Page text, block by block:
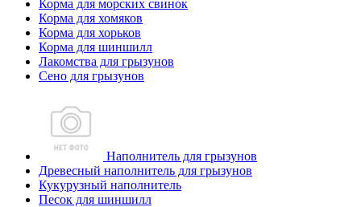
Корма для морских свинок
Корма для хомяков
Корма для хорьков
Корма для шиншилл
Лакомства для грызунов
Сено для грызунов
Наполнитель для грызунов
Древесный наполнитель для грызунов
Кукурузный наполнитель
Песок для шиншилл